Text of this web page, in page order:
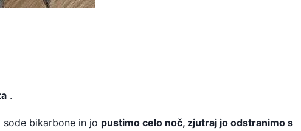
.
bikarbone in jo pustimo celo noč, zjutraj jo odstranimo s